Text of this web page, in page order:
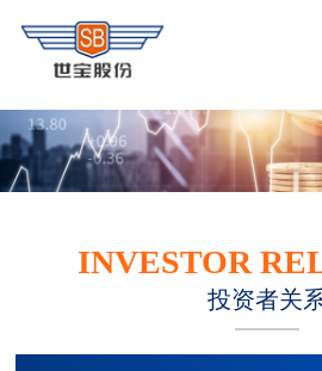
INVESTOR
投资者关